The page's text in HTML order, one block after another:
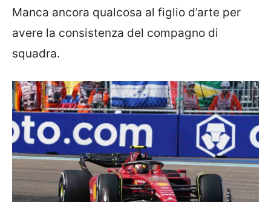
Manca ancora qualcosa al figlio d’arte per
avere la consistenza del compagno di
squadra.